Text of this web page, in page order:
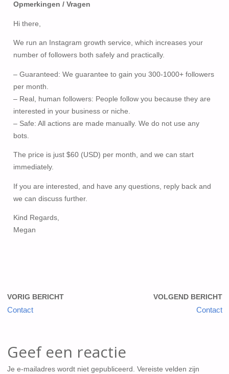
Opmerkingen / Vragen
Hi there,
We run an Instagram growth service, which increases your
number of followers both safely and practically.
– Guaranteed: We guarantee to gain you 300-1000+ followers
per month.
– Real, human followers: People follow you because they are
interested in your business or niche.
– Safe: All actions are made manually. We do not use any
bots.
The price is just $60 (USD) per month, and we can start
immediately.
If you are interested, and have any questions, reply back and
we can discuss further.
Kind Regards,
Megan
VORIG BERICHT
Contact
VOLGEND BERICHT
Contact
Geef een reactie
Je e-mailadres wordt niet gepubliceerd. Vereiste velden zijn